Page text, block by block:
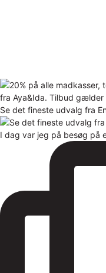
Se det fineste udvalg fra
I dag var jeg på besøg på